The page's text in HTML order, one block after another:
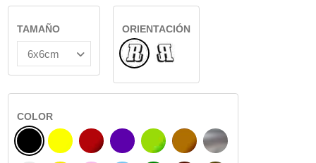
TAMAÑO
ORIENTACIÓN
NormalReflejado
COLOR
NEGRO AMARILLOBURDEOSMORADOVERDE CLARO
AVELLANAPLATA